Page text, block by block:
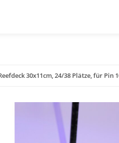
30x11cm, 24/38 Plätze, für Pin